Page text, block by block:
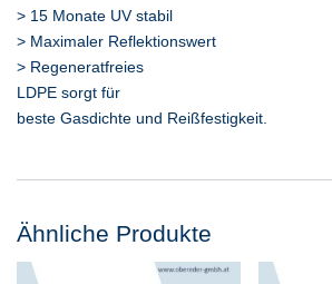
> 15 Monate UV stabil
> Maximaler Reflektionswert
> Regeneratfreies
LDPE sorgt für
beste Gasdichte und Reißfestigkeit.
Ähnliche Produkte